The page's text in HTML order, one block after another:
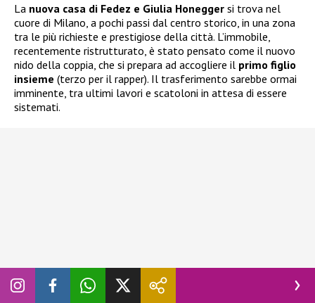
La nuova casa di Fedez e Giulia Honegger si trova nel
cuore di Milano, a pochi passi dal centro storico, in una zona
tra le più richieste e prestigiose della città. L’immobile,
recentemente ristrutturato, è stato pensato come il nuovo
nido della coppia, che si prepara ad accogliere il primo figlio
insieme (terzo per il rapper). Il trasferimento sarebbe ormai
imminente, tra ultimi lavori e scatoloni in attesa di essere
sistemati.